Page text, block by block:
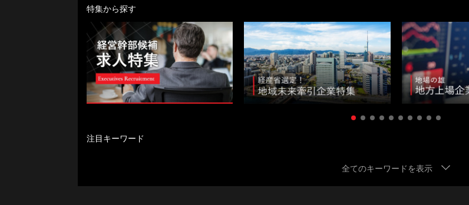
特集から探す
注目キーワード
全てのキーワードを表示